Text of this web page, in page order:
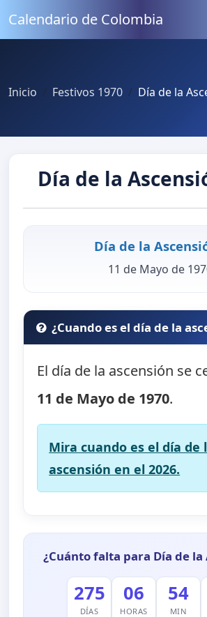
Calendario de Colombia
Inicio Festivos 1970 Día de la
Día de la
Día de la
11 de Mayo de
¿Cuando es el día de la
El día de la ascensión se
11 de Mayo de 1970.
Mira cuando es el día de
ascensión en el 2026.
¿Cuánto falta para Día de la
275
DÍAS
06
HORAS
54
MIN